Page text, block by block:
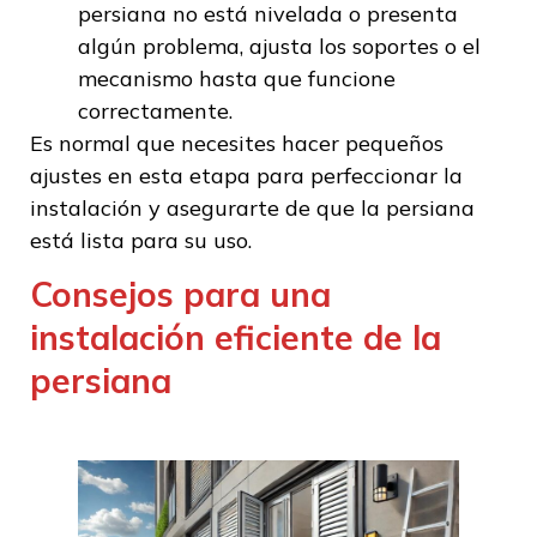
persiana no está nivelada o presenta
algún problema, ajusta los soportes o el
mecanismo hasta que funcione
correctamente.
Es normal que necesites hacer pequeños
ajustes en esta etapa para perfeccionar la
instalación y asegurarte de que la persiana
está lista para su uso.
Consejos para una
instalación eficiente de la
persiana